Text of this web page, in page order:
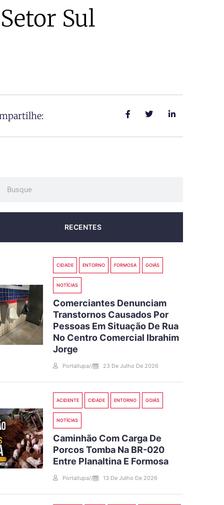
Sul
RECENTES
CIDADE ENTORNO FORMOSA GOIÁS
NOTÍCIAS
Comerciantes Denunciam
Transtornos Causados Por
Pessoas Em Situação De Rua
No Centro Comercial Ibrahim
Jorge
Portallupa// 23 De Julho De 2026
ACIDENTE CIDADE ENTORNO GOIÁS
NOTÍCIAS
Caminhão Com Carga De
Porcos Tomba Na BR-020
Entre Planaltina E Formosa
Portallupa// 13 De Julho De 2026